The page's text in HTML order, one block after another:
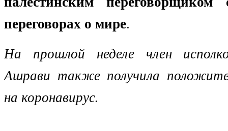
переговорах о мире.
На прошлой неделе член
Ашрави также получила
на коронавирус.